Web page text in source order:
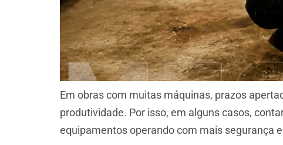
Em obras com muitas máquinas, prazos
produtividade. Por isso, em alguns casos,
equipamentos operando com mais segurança